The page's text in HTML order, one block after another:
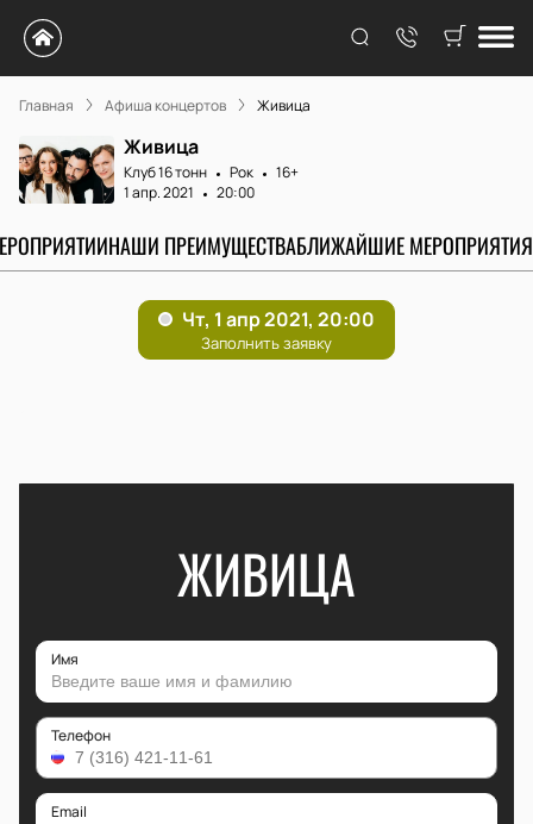
Главная Афиша концертов Живица
Живица
Клуб 16 тонн Рок
16+
1 апр. 2021
20:00
НАШИ ПРЕИМУЩЕСТВАБЛИЖАЙШИЕ МЕРОПРИЯТИЯ
ЖИВИЦА
Имя
Телефон
Email